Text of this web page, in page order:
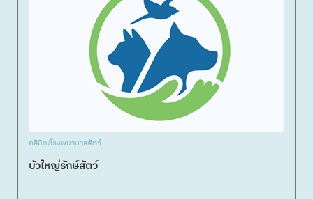
คลินิก/โรงพยาบาลสัตว์
บัวใหญ่รักษ์สัตว์